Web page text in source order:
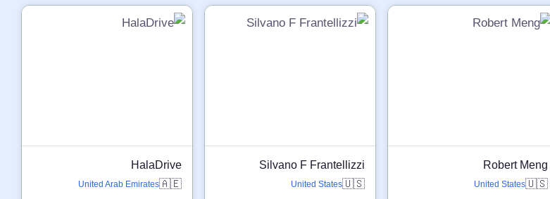
Robert Meng
🇺🇸
United States
Silvano F Frantellizzi
🇺🇸
United States
HalaDrive
🇦🇪
United Arab Emirates